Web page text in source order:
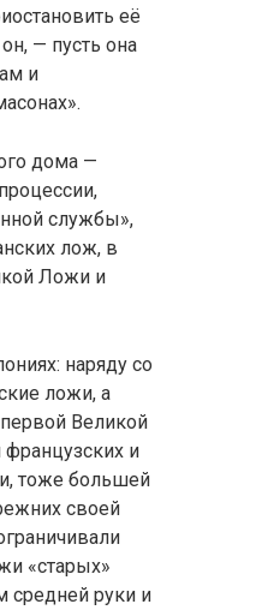
её
— пусть она
и
дома —
службы»,
лож, в
Ложи и
наряду со
ложи, а
Великой
и
тоже большей
своей
«старых»
средней руки и